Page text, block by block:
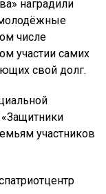
наградили
числе
участии самих
свой долг.
участников